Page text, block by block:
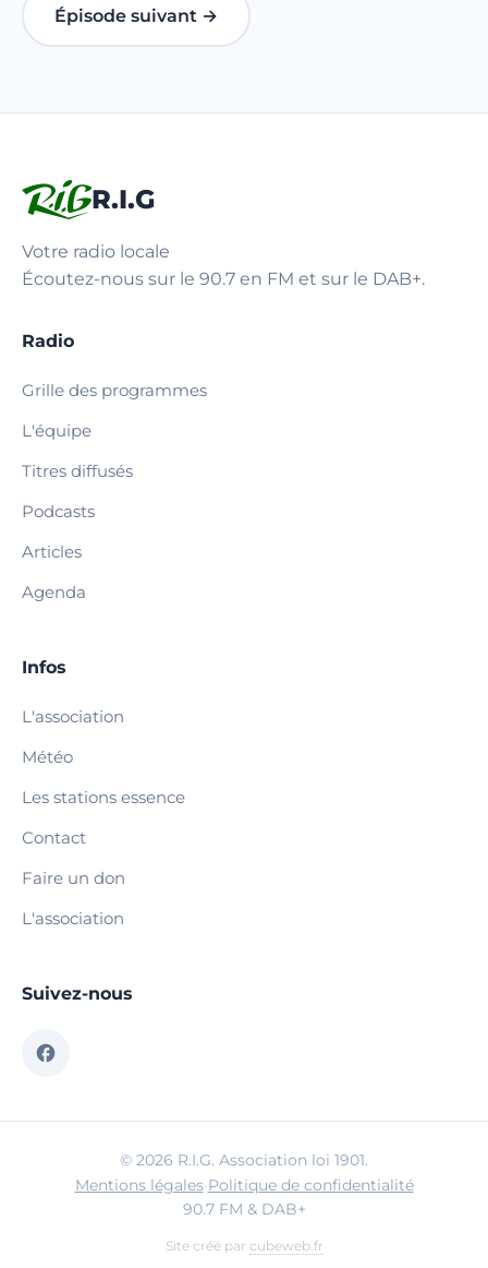
Épisode suivant →
R.I.G
Votre radio locale
Écoutez-nous sur le 90.7 en FM et sur le DAB+.
Radio
Grille des programmes
L'équipe
Titres diffusés
Podcasts
Articles
Agenda
Infos
L'association
Météo
Les stations essence
Contact
Faire un don
L'association
Suivez-nous
© 2026 R.I.G. Association loi 1901.
Mentions légales·Politique de confidentialité
90.7 FM & DAB+
Site créé par cubeweb.fr